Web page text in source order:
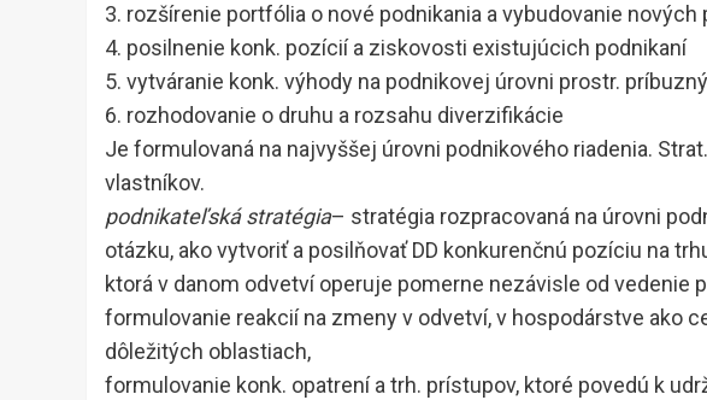
3. rozšírenie portfólia o nové podnikania a vybudovanie
4. posilnenie konk. pozícií a ziskovosti existujúcich podnikaní
5. vytváranie konk. výhody na podnikovej úrovni prostr.
6. rozhodovanie o druhu a rozsahu diverzifikácie
Je formulovaná na najvyššej úrovni podnikového riadenia.
vlastníkov.
podnikateľská stratégia– stratégia rozpracovaná na úrovni
otázku, ako vytvoriť a posilňovať DD konkurenčnú pozíciu na
ktorá v danom odvetví operuje pomerne nezávisle od vedenie
formulovanie reakcií na zmeny v odvetví, v hospodárstve ako
dôležitých oblastiach,
formulovanie konk. opatrení a trh. prístupov, ktoré povedú k